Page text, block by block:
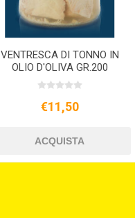
VENTRESCA DI TONNO IN
OLIO D'OLIVA GR.200
€11,50